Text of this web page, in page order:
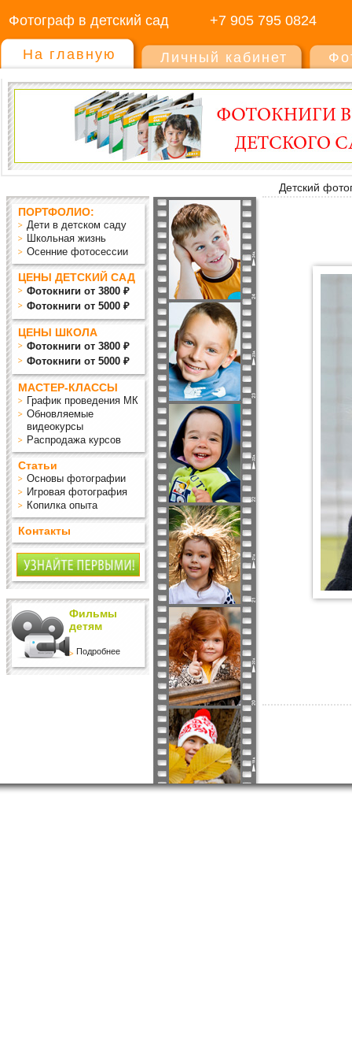
Фотограф в детский сад +7 905 795 0824
На главную Личный кабинет
Детский
ПОРТФОЛИО:
Дети в детском саду
Школьная жизнь
Осенние фотосессии
ЦЕНЫ ДЕТСКИЙ САД
Фотокниги от 3800 ₽
Фотокниги от 5000 ₽
ЦЕНЫ ШКОЛА
Фотокниги от 3800 ₽
Фотокниги от 5000 ₽
МАСТЕР-КЛАССЫ
График проведения МК
Обновляемые
видеокурсы
Распродажа курсов
Статьи
Основы фотографии
Игровая фотография
Копилка опыта
Контакты
Фильмы
детям
Подробнее